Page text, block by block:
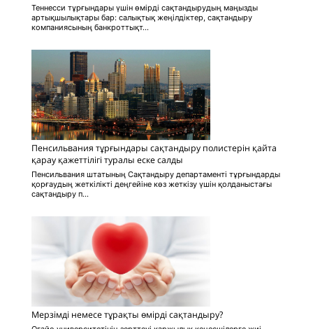
Теннесси тұрғындары үшін өмірді сақтандырудың маңызды
артықшылықтары бар: салықтық жеңілдіктер, сақтандыру
компаниясының банкроттықт...
Пенсильвания тұрғындары сақтандыру полистерін қайта
қарау қажеттілігі туралы еске салды
Пенсильвания штатының Сақтандыру департаменті тұрғындарды
қорғаудың жеткілікті деңгейіне көз жеткізу үшін қолданыстағы
сақтандыру п...
Мерзімді немесе тұрақты өмірді сақтандыру?